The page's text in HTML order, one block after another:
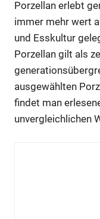
Porzellan erlebt
immer mehr wert
und Esskultur
Porzellan gilt als
ausgewählten
findet man
unvergleichlichen